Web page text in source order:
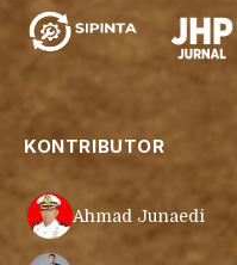
KONTRIBUTOR
Ahmad Junaedi